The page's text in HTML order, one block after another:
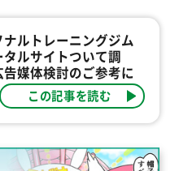
ナルトレーニングジム
タルサイトついて調
告媒体検討のご参考に
この記事を読む